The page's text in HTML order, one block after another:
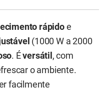
rápidoe
(1000 W a 2000
. Éversátil , com
o ambiente.
facilmente